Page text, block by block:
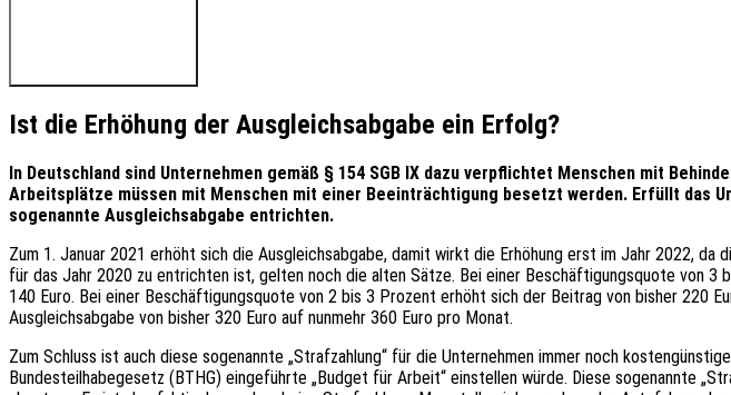
Ist die Erhöhung der Ausgleichsabgabe ein Erfolg?
n Deutschland sind Unternehmen gemäß § 154 SGB IX dazu verpflichtet Menschen mit
Arbeitsplätze müssen mit Menschen mit einer Beeinträchtigung besetzt werden. Erfüllt das
sogenannte Ausgleichsabgabe entrichten.
Zum 1. Januar 2021 erhöht sich die Ausgleichsabgabe, damit wirkt die Erhöhung erst im Jahr 2022,
für das Jahr 2020 zu entrichten ist, gelten noch die alten Sätze. Bei einer Beschäftigungsquote von
140 Euro. Bei einer Beschäftigungsquote von 2 bis 3 Prozent erhöht sich der Beitrag von bisher 220
Ausgleichsabgabe von bisher 320 Euro auf nunmehr 360 Euro pro Monat.
Zum Schluss ist auch diese sogenannte „Strafzahlung“ für die Unternehmen immer noch
Bundesteilhabegesetz (BTHG) eingeführte „Budget für Arbeit“ einstellen würde. Diese sogenannte